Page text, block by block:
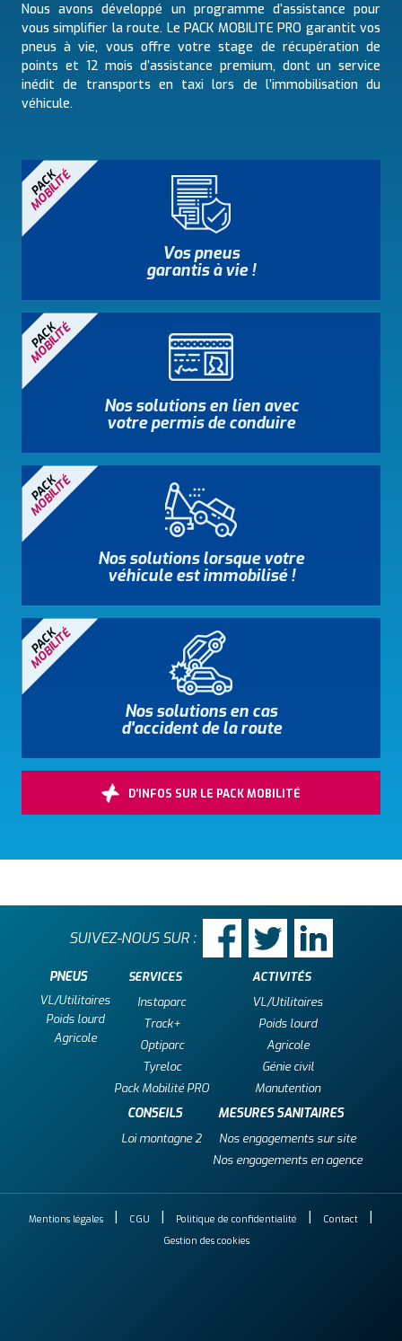
Nous avons développé un programme d’assistance pour
vous simplifier la route. Le PACK MOBILITE PRO garantit vos
pneus à vie, vous offre votre stage de récupération de
points et 12 mois d’assistance premium, dont un service
inédit de transports en taxi lors de l’immobilisation du
véhicule.
PACK
MOBILITÉ
Vos pneus
garantis à vie !
PACK
MOBILITÉ
Nos solutions en lien avec
votre permis de conduire
PACK
MOBILITÉ
Nos solutions lorsque votre
véhicule est immobilisé !
PACK
MOBILITÉ
Nos solutions en cas
d'accident de la route
D’INFOS SUR LE PACK MOBILITÉ
PNEUS
VL/Utilitaires
Poids lourd
Agricole
SERVICES
Instaparc
Track+
Optiparc
Tyreloc
Pack Mobilité PRO
CONSEILS
Loi montagne 2
ACTIVITÉS
VL/Utilitaires
Poids lourd
Agricole
Génie civil
Manutention
MESURES SANITAIRES
Nos engagements sur site
Nos engagements en agence
SUIVEZ-NOUS SUR :
Mentions légales CGU Politique de confidentialité
Contact
Gestion des cookies